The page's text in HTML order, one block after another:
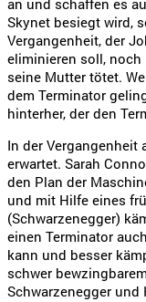
an und schaffen es
Skynet besiegt wird,
Vergangenheit, der
eliminieren soll, noch
seine Mutter tötet.
dem Terminator
hinterher, der den
In der Vergangenheit
erwartet. Sarah
den Plan der
und mit Hilfe eines
(Schwarzenegger)
einen Terminator
kann und besser
schwer
Schwarzenegger und